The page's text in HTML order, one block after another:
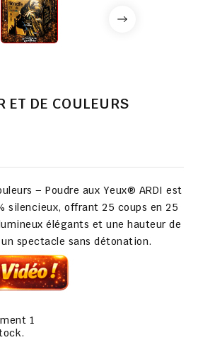
ET DE COULEURS
– Poudre aux Yeux® ARDI est
silencieux, offrant 25 coups en 25
élégants et une hauteur de
spectacle sans détonation.
1